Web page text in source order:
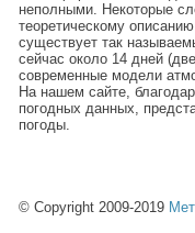
неполными. Некоторые
теоретическому
существует так
сейчас около 14 дней
современные модели
На нашем сайте,
погодных данных,
погоды.
© Copyright 2009-2019